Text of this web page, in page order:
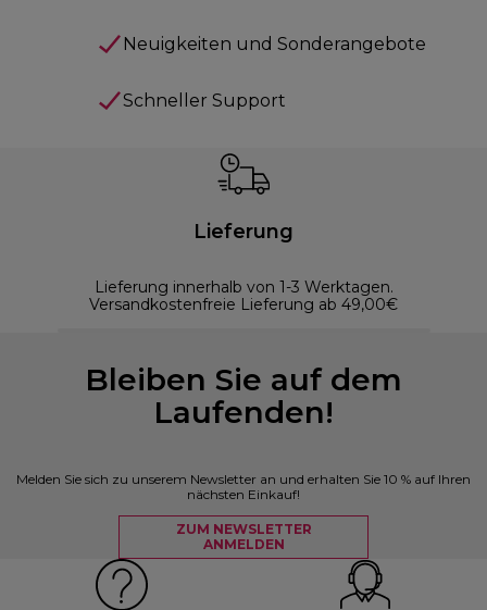
Neuigkeiten und Sonderangebote
Schneller Support
Lieferung
Lieferung innerhalb von 1-3 Werktagen.
Versandkostenfreie Lieferung ab 49,00€
Bleiben Sie auf dem
Laufenden!
Melden Sie sich zu unserem Newsletter an und erhalten Sie 10 % auf Ihren
nächsten Einkauf!
ZUM NEWSLETTER
ANMELDEN